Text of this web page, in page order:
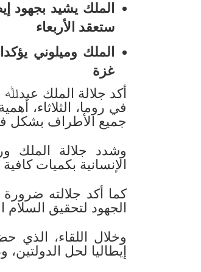
الملك يشيد بجهود
ستعقد الأربعاء
الملك وميلوني
غزة
أكد جلالة الملك عبدﷲ
في روما، الثلاثاء،
جميع الأطراف بشكل
وشدد جلالة الملك
الإنسانية بكميات
كما أكد جلالته ضرورة
الجهود لتحقيق
وخلال اللقاء، الذي
إيطاليا لحل